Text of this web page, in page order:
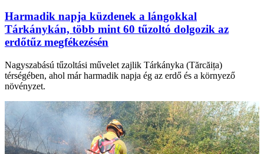
Harmadik napja küzdenek a lángokkal
Tárkánykán, több mint 60 tűzoltó dolgozik az
erdőtűz megfékezésén
Nagyszabású tűzoltási művelet zajlik Tárkányka (Tărcăița)
térségében, ahol már harmadik napja ég az erdő és a környező
növényzet.